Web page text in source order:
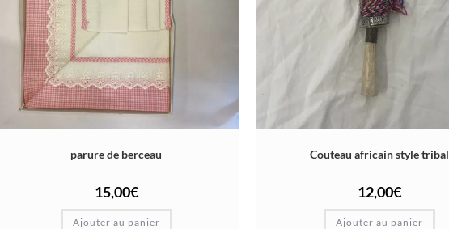
parure de berceau
15,00€
Ajouter au panier
Couteau africain style tribal
12,00€
Ajouter au panier